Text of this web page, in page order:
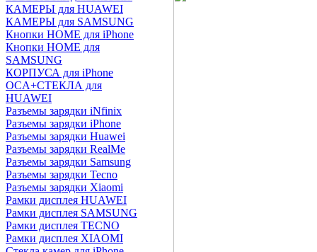
КАМЕРЫ для HUAWEI
КАМЕРЫ для SAMSUNG
Кнопки HOME для iPhone
Кнопки HOME для
SAMSUNG
КОРПУСА для iPhone
OCA+СТЕКЛА для
HUAWEI
Разъемы зарядки iNfinix
Разъемы зарядки iPhone
Разъемы зарядки Huawei
Разъемы зарядки RealMe
Разъемы зарядки Samsung
Разъемы зарядки Tecno
Разъемы зарядки Xiaomi
Рамки дисплея HUAWEI
Рамки дисплея SAMSUNG
Рамки дисплея TECNO
Рамки дисплея XIAOMI